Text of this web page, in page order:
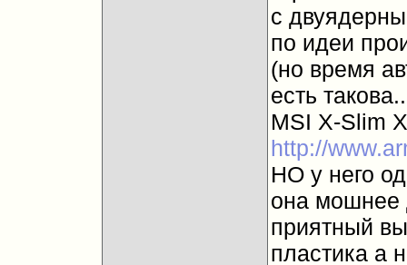
с
по идеи
(но время
есть
MSI X-Slim
http://
НО у него
она мошнее
приятный
пластика а